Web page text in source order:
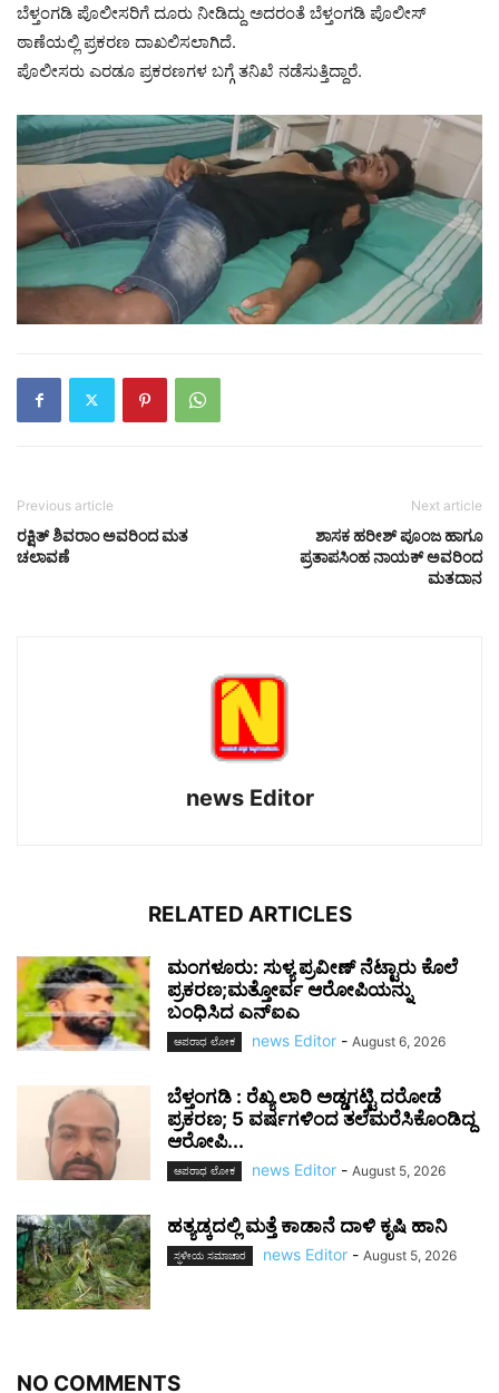
ಬೆಳ್ತಂಗಡಿ ಪೊಲೀಸರಿಗೆ ದೂರು ನೀಡಿದ್ದು ಅದರಂತೆ ಬೆಳ್ತಂಗಡಿ ಪೊಲೀಸ್
ಠಾಣೆಯಲ್ಲಿ ಪ್ರಕರಣ ದಾಖಲಿಸಲಾಗಿದೆ.
ಪೊಲೀಸರು ಎರಡೂ ಪ್ರಕರಣಗಳ ಬಗ್ಗೆ ತನಿಖೆ ನಡೆಸುತ್ತಿದ್ದಾರೆ.
Previous article
ರಕ್ಷಿತ್ ಶಿವರಾಂ ಅವರಿಂದ ಮತ
ಚಲಾವಣೆ
Next article
ಶಾಸಕ ಹರೀಶ್ ಪೂಂಜ ಹಾಗೂ
ಪ್ರತಾಪಸಿಂಹ ನಾಯಕ್ ಅವರಿಂದ
ಮತದಾನ
news Editor
RELATED ARTICLES
ಮಂಗಳೂರು: ಸುಳ್ಯ ಪ್ರವೀಣ್ ನೆಟ್ಟಾರು ಕೊಲೆ
ಪ್ರಕರಣ;ಮತ್ತೋರ್ವ ಆರೋಪಿಯನ್ನು
ಬಂಧಿಸಿದ ಎನ್ಐಎ
ಅಪರಾಧ ಲೋಕ news Editor - August 6, 2026
ಬೆಳ್ತಂಗಡಿ : ರೆಖ್ಯ ಲಾರಿ ಅಡ್ಡಗಟ್ಟಿ ದರೋಡೆ
ಪ್ರಕರಣ; 5 ವರ್ಷಗಳಿಂದ ತಲೆಮರೆಸಿಕೊಂಡಿದ್ದ
ಆರೋಪಿ...
ಅಪರಾಧ ಲೋಕ news Editor - August 5, 2026
ಹತ್ಯಡ್ಕದಲ್ಲಿ ಮತ್ತೆ ಕಾಡಾನೆ ದಾಳಿ ಕೃಷಿ ಹಾನಿ
ಸ್ಥಳೀಯ ಸಮಾಚಾರ news Editor - August 5, 2026
NO COMMENTS